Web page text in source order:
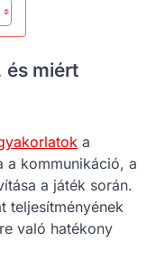
és miért
a
a kommunikáció, a
a játék során.
teljesítményének
való hatékony